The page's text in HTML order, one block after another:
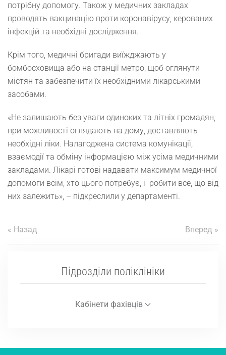
потрібну допомогу. Також у медичних закладах
проводять вакцинацію проти коронавірусу, керованих
інфекцій та необхідні дослідження.
Крім того, медичні бригади виїжджають у
бомбосховища або на станції метро, щоб оглянути
містян та забезпечити їх необхідними лікарськими
засобами.
«Не залишають без уваги одиноких та літніх громадян,
при можливості оглядають на дому, доставляють
необхідні ліки. Налагоджена система комунікації,
взаємодії та обміну інформацією між усіма медичними
закладами. Лікарі готові надавати максимум медичної
допомоги всім, хто цього потребує, і робити все, що від
них залежить», – підкреслили у департаменті.
« Назад Вперед »
Підрозділи поліклініки
Кабінети фахівців